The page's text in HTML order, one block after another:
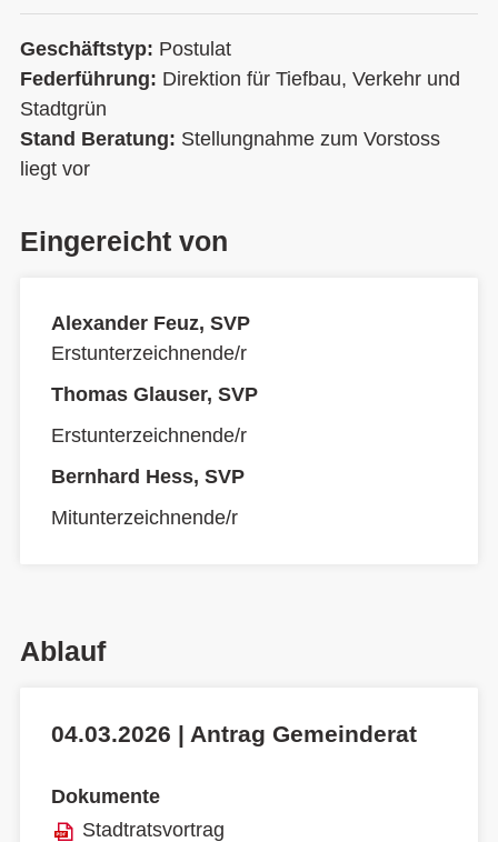
Geschäftstyp: Postulat
Federführung: Direktion für Tiefbau, Verkehr und
Stadtgrün
Stand Beratung: Stellungnahme zum Vorstoss
liegt vor
Eingereicht von
Alexander Feuz, SVP
Erstunterzeichnende/r
Thomas Glauser, SVP
Erstunterzeichnende/r
Bernhard Hess, SVP
Mitunterzeichnende/r
Ablauf
04.03.2026 | Antrag Gemeinderat
Dokumente
Stadtratsvortrag